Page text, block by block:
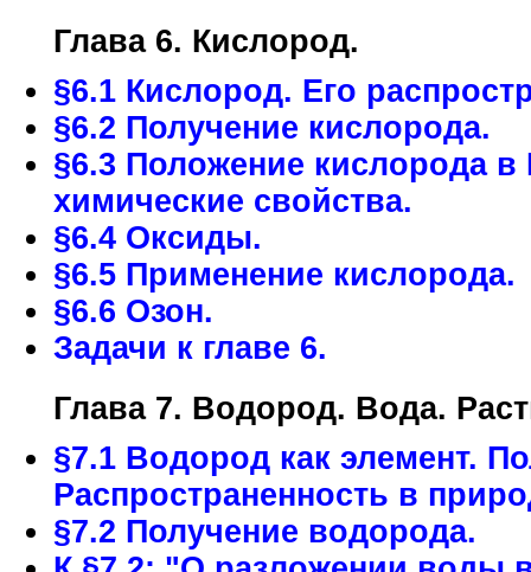
Глава 6. Кислород.
§6.1 Кислород. Его
§6.2 Получение кислорода.
§6.3 Положение кислорода в
химические свойства.
§6.4 Оксиды.
§6.5 Применение кислорода.
§6.6 Озон.
Задачи к главе 6.
Глава 7. Водород. Вода.
§7.1 Водород как элемент.
Распространенность в
§7.2 Получение водорода.